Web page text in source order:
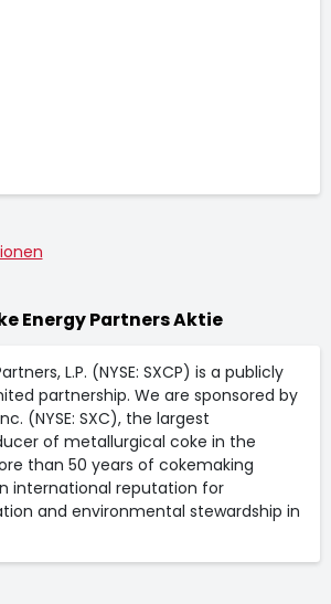
Energy Partners Aktie
L.P. (NYSE: SXCP) is a publicly
partnership. We are sponsored by
(NYSE: SXC), the largest
of metallurgical coke in the
than 50 years of cokemaking
international reputation for
and environmental stewardship in